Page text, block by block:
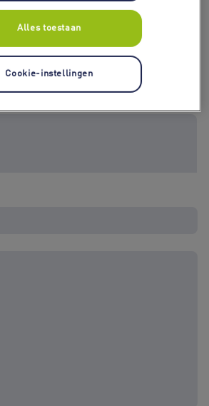
Alles toestaan
Cookie-instellingen